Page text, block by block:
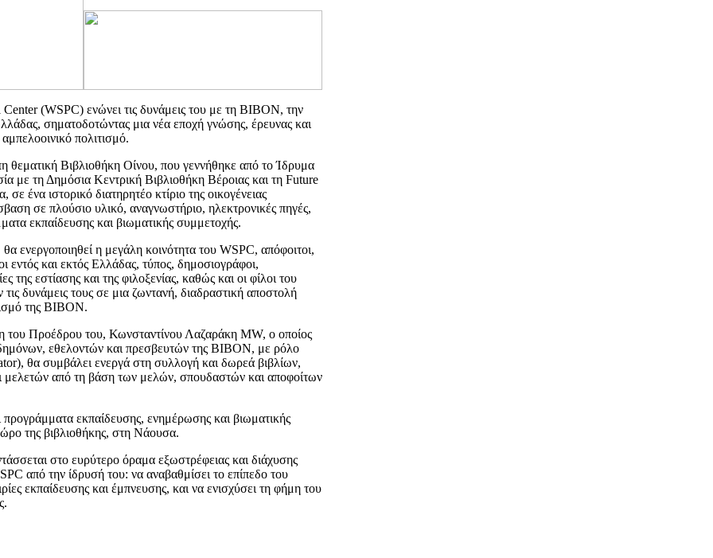
(WSPC) ενώνει τις δυνάμεις του με τη BIBON, την
σηματοδοτώντας μια νέα εποχή γνώσης, έρευνας και
πολιτισμό.
θεματική Βιβλιοθήκη Οίνου, που γεννήθηκε από το Ίδρυμα
με τη Δημόσια Κεντρική Βιβλιοθήκη Βέροιας και τη Future
ένα ιστορικό διατηρητέο κτίριο της οικογένειας
σε πλούσιο υλικό, αναγνωστήριο, ηλεκτρονικές πηγές,
εκπαίδευσης και βιωματικής συμμετοχής.
ενεργοποιηθεί η μεγάλη κοινότητα του WSPC, απόφοιτοι,
εντός και εκτός Ελλάδας, τύπος, δημοσιογράφοι,
της εστίασης και της φιλοξενίας, καθώς και οι φίλοι του
δυνάμεις τους σε μια ζωντανή, διαδραστική αποστολή
της ΒΙΒΟΝ.
του Προέδρου του, Κωνσταντίνου Λαζαράκη MW, ο οποίος
εθελοντών και πρεσβευτών της BIBON, με ρόλο
θα συμβάλει ενεργά στη συλλογή και δωρεά βιβλίων,
μελετών από τη βάση των μελών, σπουδαστών και αποφοίτων
εκπαίδευσης, ενημέρωσης και βιωματικής
της βιβλιοθήκης, στη Νάουσα.
στο ευρύτερο όραμα εξωστρέφειας και διάχυσης
από την ίδρυσή του: να αναβαθμίσει το επίπεδο του
εκπαίδευσης και έμπνευσης, και να ενισχύσει τη φήμη του